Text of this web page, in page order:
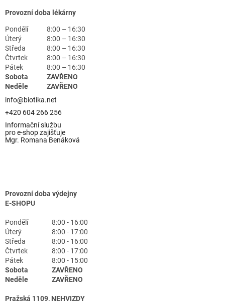
Provozní doba lékárny
Pondělí
8:00 – 16:30
Úterý
8:00 – 16:30
Středa
8:00 – 16:30
Čtvrtek
8:00 – 16:30
Pátek
8:00 – 16:30
Sobota
ZAVŘENO
Neděle
ZAVŘENO
info@biotika.net
+420 604 266 256
Informační službu
pro e-shop zajišťuje
Mgr. Romana Benáková
Provozní doba výdejny
E-SHOPU
Pondělí
8:00 - 16:00
Úterý
8:00 - 17:00
Středa
8:00 - 16:00
Čtvrtek
8:00 - 17:00
Pátek
8:00 - 15:00
Sobota
ZAVŘENO
Neděle
ZAVŘENO
Pražská 1109, NEHVIZDY